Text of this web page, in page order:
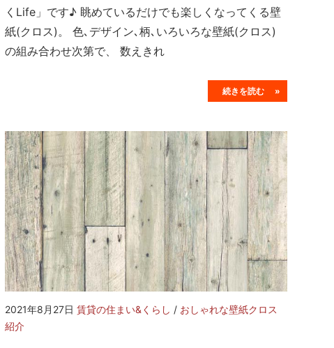
くLife」です♪ 眺めているだけでも楽しくなってくる壁
紙(クロス)。 色､デザイン､柄､いろいろな壁紙(クロス)
の組み合わせ次第で、 数えきれ
続きを読む »
2021年8月27日 賃貸の住まい&くらし / おしゃれな壁紙クロス
紹介